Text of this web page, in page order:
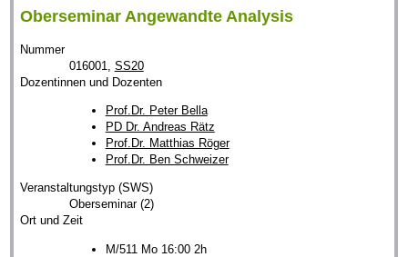
Oberseminar Angewandte Analysis
Nummer
016001, SS20
Dozentinnen und Dozenten
Prof.Dr. Peter Bella
PD Dr. Andreas Rätz
Prof.Dr. Matthias Röger
Prof.Dr. Ben Schweizer
Veranstaltungstyp (SWS)
Oberseminar (2)
Ort und Zeit
M/511 Mo 16:00 2h